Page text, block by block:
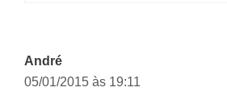
André
05/01/2015 às 19:11